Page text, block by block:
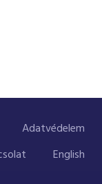
Adatvédelem
English